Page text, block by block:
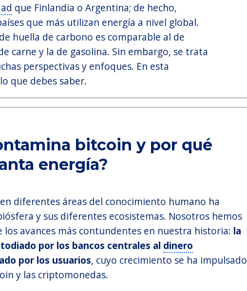
que Finlandia o Argentina; de hecho,
que más utilizan energía a nivel global.
huella de carbono es comparable al de
carne y la de gasolina. Sin embargo, se trata
perspectivas y enfoques. En esta
que debes saber.
bitcoin y por qué
energía?
diferentes áreas del conocimiento humano ha
y sus diferentes ecosistemas. Nosotros hemos
avances más contundentes en nuestra historia: la
por los bancos centrales al dinero
por los usuarios, cuyo crecimiento se ha impulsado
y las criptomonedas.